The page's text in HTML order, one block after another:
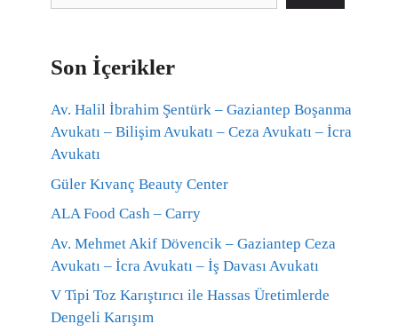
Son İçerikler
Av. Halil İbrahim Şentürk – Gaziantep Boşanma
Avukatı – Bilişim Avukatı – Ceza Avukatı – İcra
Avukatı
Güler Kıvanç Beauty Center
ALA Food Cash – Carry
Av. Mehmet Akif Dövencik – Gaziantep Ceza
Avukatı – İcra Avukatı – İş Davası Avukatı
V Tipi Toz Karıştırıcı ile Hassas Üretimlerde
Dengeli Karışım